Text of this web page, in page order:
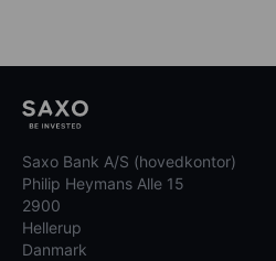
Saxo Bank A/S (hovedkontor)
Philip Heymans Alle 15
2900
Hellerup
Danmark